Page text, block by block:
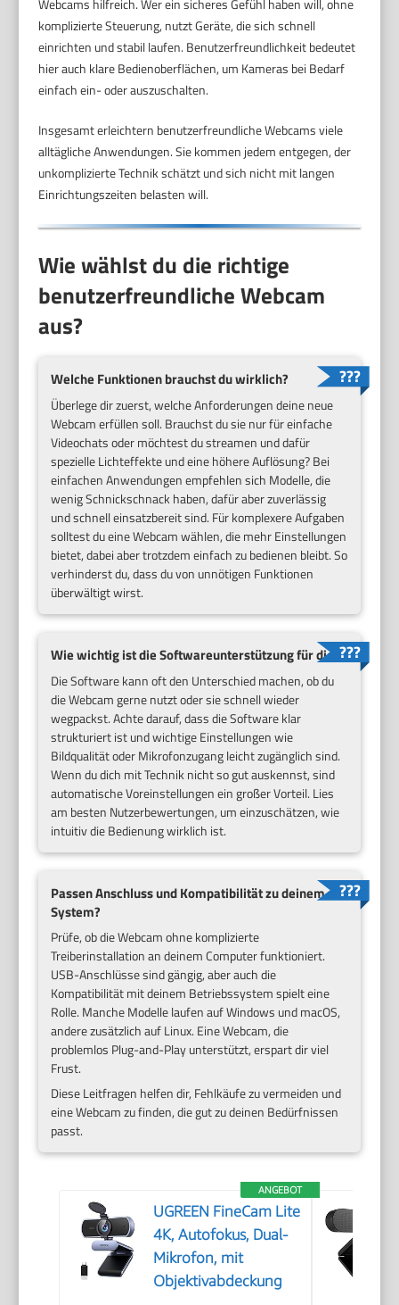
Webcams hilfreich. Wer ein sicheres Gefühl haben will, ohne
komplizierte Steuerung, nutzt Geräte, die sich schnell
einrichten und stabil laufen. Benutzerfreundlichkeit bedeutet
hier auch klare Bedienoberflächen, um Kameras bei Bedarf
einfach ein- oder auszuschalten.
Insgesamt erleichtern benutzerfreundliche Webcams viele
alltägliche Anwendungen. Sie kommen jedem entgegen, der
unkomplizierte Technik schätzt und sich nicht mit langen
Einrichtungszeiten belasten will.
Wie wählst du die richtige
benutzerfreundliche Webcam
aus?
Welche Funktionen brauchst du wirklich?
Überlege dir zuerst, welche Anforderungen deine neue
Webcam erfüllen soll. Brauchst du sie nur für einfache
Videochats oder möchtest du streamen und dafür
spezielle Lichteffekte und eine höhere Auflösung? Bei
einfachen Anwendungen empfehlen sich Modelle, die
wenig Schnickschnack haben, dafür aber zuverlässig
und schnell einsatzbereit sind. Für komplexere Aufgaben
solltest du eine Webcam wählen, die mehr Einstellungen
bietet, dabei aber trotzdem einfach zu bedienen bleibt. So
verhinderst du, dass du von unnötigen Funktionen
überwältigt wirst.
Wie wichtig ist die Softwareunterstützung für dich?
Die Software kann oft den Unterschied machen, ob du
die Webcam gerne nutzt oder sie schnell wieder
wegpackst. Achte darauf, dass die Software klar
strukturiert ist und wichtige Einstellungen wie
Bildqualität oder Mikrofonzugang leicht zugänglich sind.
Wenn du dich mit Technik nicht so gut auskennst, sind
automatische Voreinstellungen ein großer Vorteil. Lies
am besten Nutzerbewertungen, um einzuschätzen, wie
intuitiv die Bedienung wirklich ist.
Passen Anschluss und Kompatibilität zu deinem
System?
Prüfe, ob die Webcam ohne komplizierte
Treiberinstallation an deinem Computer funktioniert.
USB-Anschlüsse sind gängig, aber auch die
Kompatibilität mit deinem Betriebssystem spielt eine
Rolle. Manche Modelle laufen auf Windows und macOS,
andere zusätzlich auf Linux. Eine Webcam, die
problemlos Plug-and-Play unterstützt, erspart dir viel
Frust.
Diese Leitfragen helfen dir, Fehlkäufe zu vermeiden und
eine Webcam zu finden, die gut zu deinen Bedürfnissen
passt.
ANGEBOT
UGREEN FineCam Lite
4K, Autofokus, Dual-
Mikrofon, mit
Objektivabdeckung